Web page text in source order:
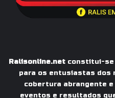
Ralisonline.netconstitui-se
para os entusiastas dos
cobertura abrangente
eventos e resultados